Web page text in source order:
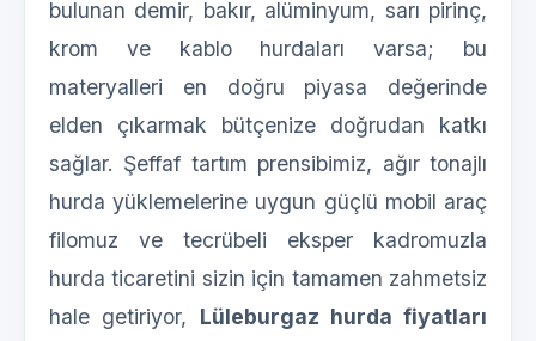
bulunan demir, bakır, alüminyum, sarı pirinç,
krom ve kablo hurdaları varsa; bu
materyalleri en doğru piyasa değerinde
elden çıkarmak bütçenize doğrudan katkı
sağlar. Şeffaf tartım prensibimiz, ağır tonajlı
hurda yüklemelerine uygun güçlü mobil araç
filomuz ve tecrübeli eksper kadromuzla
hurda ticaretini sizin için tamamen zahmetsiz
hale getiriyor, Lüleburgaz hurda fiyatları